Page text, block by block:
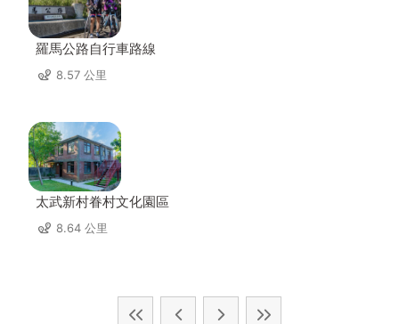
羅馬公路自行車路線
8.57 公里
太武新村眷村文化園區
8.64 公里